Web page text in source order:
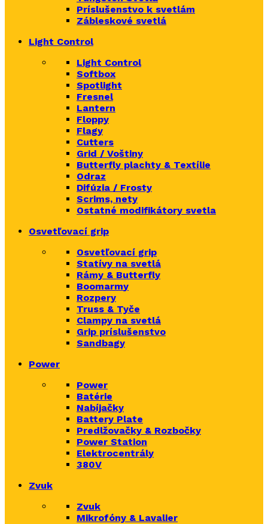
Príslušenstvo k svetlám
Zábleskové svetlá
Light Control
Light Control
Softbox
Spotlight
Fresnel
Lantern
Floppy
Flagy
Cutters
Grid / Voštiny
Butterfly plachty & Textílie
Odraz
Difúzia / Frosty
Scrims, nety
Ostatné modifikátory svetla
Osvetľovací grip
Osvetľovací grip
Statívy na svetlá
Rámy & Butterfly
Boomarmy
Rozpery
Truss & Tyče
Clampy na svetlá
Grip príslušenstvo
Sandbagy
Power
Power
Batérie
Nabíjačky
Battery Plate
Predlžovačky & Rozbočky
Power Station
Elektrocentrály
380V
Zvuk
Zvuk
Mikrofóny & Lavalier